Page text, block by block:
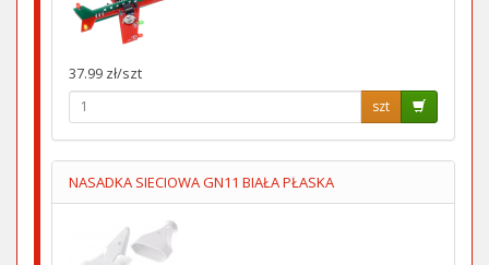
37.99 zł/szt
szt
NASADKA SIECIOWA GN11 BIAŁA PŁASKA